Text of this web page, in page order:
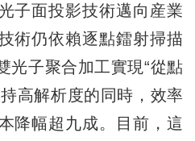
子面投影技術邁向産業
術仍依賴逐點鐳射掃描
光子聚合加工實現“從點
高解析度的同時，效率
降幅超九成。目前，這